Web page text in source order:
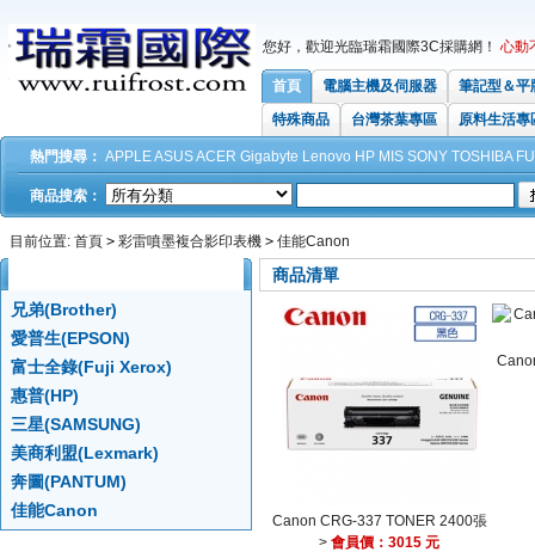
您好，歡迎光臨瑞霜國際3C採購網！ 心動
首頁 電腦主機及伺服器
筆記型＆平
特殊商品
台灣茶葉專區 原料生活專
熱門搜尋： APPLEASUSACER Gigabyte Lenovo HP MIS SONY TOSHIBA
商品搜索：
目前位置: 首頁 > 彩雷噴墨複合影印表機 > 佳能Canon
兄弟(Brother)
愛普生(EPSON)
富士全錄(Fuji Xerox)
惠普(HP)
三星(SAMSUNG)
美商利盟(Lexmark)
奔圖(PANTUM)
佳能Canon
商品清單
Canon CRG-337 TONER 2400張
>會員價：3015 元